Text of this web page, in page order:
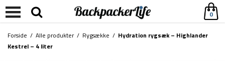
0
Forside / Alle produkter/ Rygsække / Hydration rygsæk – Highlander
Kestrel – 4 liter